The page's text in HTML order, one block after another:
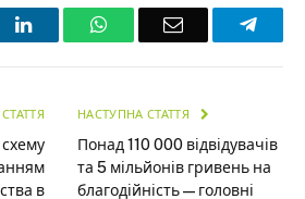
LinkedInWhatsAppEmail
в
НАСТУПНА СТАТТЯ
Понад 110 000 відвідувачів
та 5 мільйонів гривень на
благодійність — головні